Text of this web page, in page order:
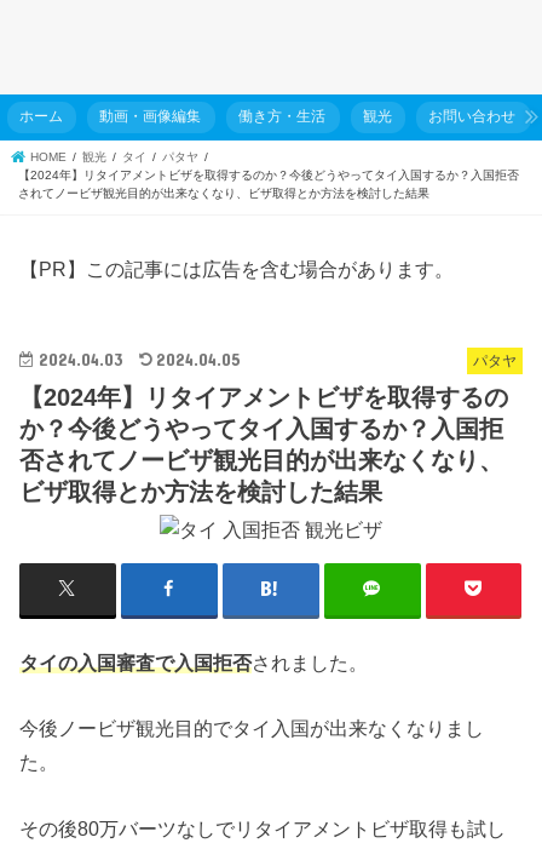
ホーム 動画・画像編集 働き方・生活 観光 お問い合わせ
HOME 観光 タイ
パタヤ
【2024年】リタイアメントビザを取得するのか？今後どうやってタイ入国するか？入国拒否
されてノービザ観光目的が出来なくなり、ビザ取得とか方法を検討した結果
【PR】この記事には広告を含む場合があります。
パタヤ
2024.04.03 2024.04.05
【2024年】リタイアメントビザを取得するの
か？今後どうやってタイ入国するか？入国拒
否されてノービザ観光目的が出来なくなり、
ビザ取得とか方法を検討した結果
タイの入国審査で入国拒否されました。
今後ノービザ観光目的でタイ入国が出来なくなりまし
た。
その後80万バーツなしでリタイアメントビザ取得も試し